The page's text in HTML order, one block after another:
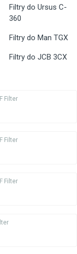
Filtry do Ursus C-
360
Filtry do Man TGX
Filtry do JCB 3CX
Filter
Filter
Filter